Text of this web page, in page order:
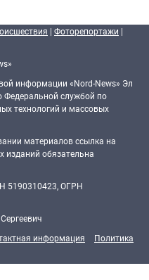
| Фоторепортажи |
информации «Nord-News» Эл
службой по
технологий и массовых
материалов ссылка на
изданий обязательна
5190310423, ОГРН
информация
Политика